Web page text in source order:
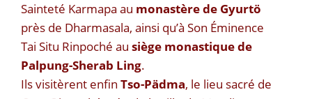
Sainteté Karmapa au monastère de Gyurtö
près de Dharmasala, ainsi qu’à Son Éminence
Tai Situ Rinpoché au siège monastique de
Palpung-Sherab Ling.
Ils visitèrent enfin Tso-Pädma, le lieu sacré de